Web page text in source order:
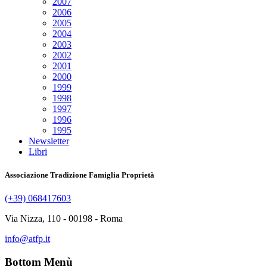
2006
2005
2004
2003
2002
2001
2000
1999
1998
1997
1996
1995
Newsletter
Libri
Associazione Tradizione Famiglia Proprietà
(+39) 068417603
Via Nizza, 110 - 00198 - Roma
info@atfp.it
Bottom Menù